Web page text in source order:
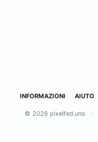
INFORMAZIONI AIUTO
© 2026 pixelfed.uno ·